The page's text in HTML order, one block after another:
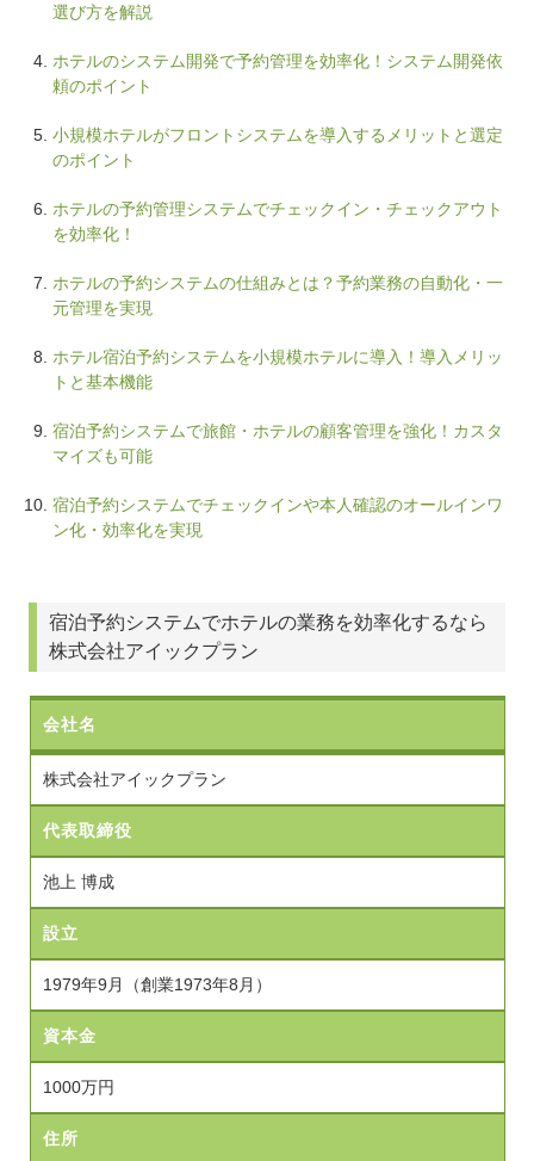
選び方を解説
ホテルのシステム開発で予約管理を効率化！システム開発依
頼のポイント
小規模ホテルがフロントシステムを導入するメリットと選定
のポイント
ホテルの予約管理システムでチェックイン・チェックアウト
を効率化！
ホテルの予約システムの仕組みとは？予約業務の自動化・一
元管理を実現
ホテル宿泊予約システムを小規模ホテルに導入！導入メリッ
トと基本機能
宿泊予約システムで旅館・ホテルの顧客管理を強化！カスタ
マイズも可能
宿泊予約システムでチェックインや本人確認のオールインワ
ン化・効率化を実現
宿泊予約システムでホテルの業務を効率化するなら
株式会社アイックプラン
会社名
株式会社アイックプラン
代表取締役
池上 博成
設立
1979年9月（創業1973年8月）
資本金
1000万円
住所